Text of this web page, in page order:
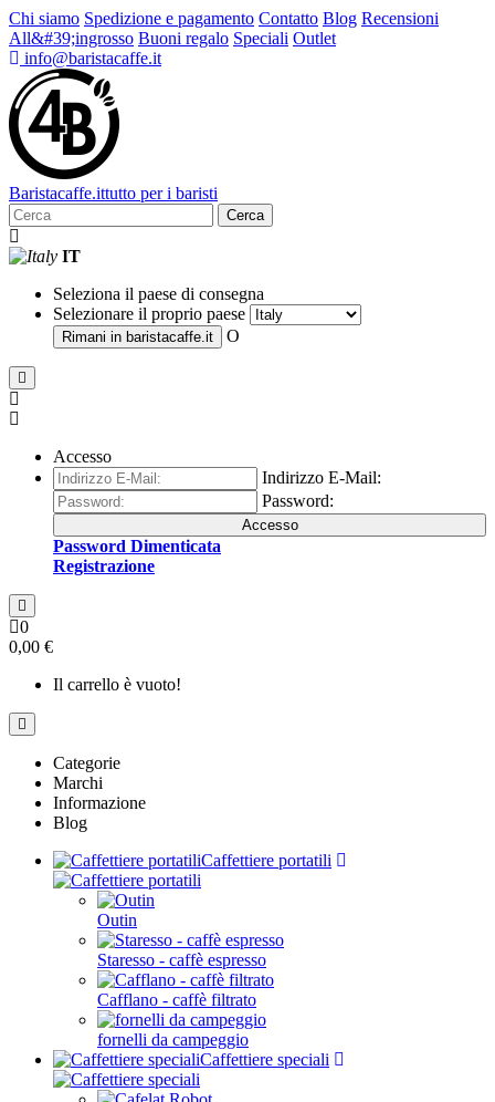
Chi siamo Spedizione e pagamento Contatto Blog Recensioni
All&#39;ingrosso Buoni regalo Speciali Outlet
info@baristacaffe.it
Baristacaffe.ittutto per i baristi
Cerca
IT
Seleziona il paese di consegna
Selezionare il proprio paese
Rimani in baristacaffe.it O
Accesso
Indirizzo E-Mail:
Password:
Accesso
Password Dimenticata
Registrazione
0
0,00 €
Il carrello è vuoto!
Categorie
Marchi
Informazione
Blog
Caffettiere portatili
Outin
Staresso - caffè espresso
Cafflano - caffè filtrato
fornelli da campeggio
Caffettiere speciali